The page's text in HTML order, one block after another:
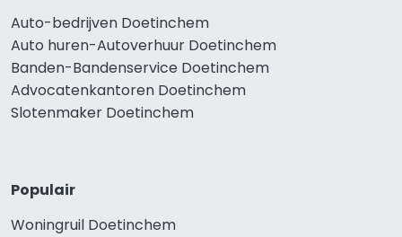
Auto-bedrijven Doetinchem
Auto huren-Autoverhuur Doetinchem
Banden-Bandenservice Doetinchem
Advocatenkantoren Doetinchem
Slotenmaker Doetinchem
Populair
Woningruil Doetinchem